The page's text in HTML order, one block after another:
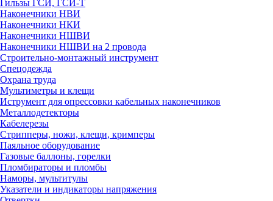
Гильзы ГСИ, ГСИ-Т
Наконечники НВИ
Наконечники НКИ
Наконечники НШВИ
Наконечники НШВИ на 2 провода
Строительно-монтажный инструмент
Спецодежда
Охрана труда
Мультиметры и клещи
Иструмент для опрессовки кабельных наконечников
Металлодетекторы
Кабелерезы
Стрипперы, ножи, клещи, кримперы
Паяльное оборудование
Газовые баллоны, горелки
Пломбираторы и пломбы
Наморы, мультитулы
Указатели и индикаторы напряжения